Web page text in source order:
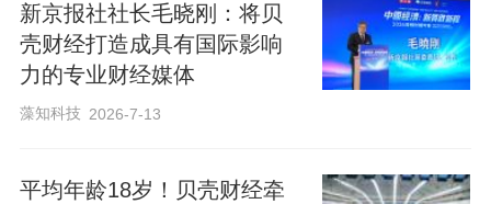
新京报社社长毛晓刚：将贝
壳财经打造成具有国际影响
力的专业财经媒体
藻知科技 2026-7-13
平均年龄18岁！贝壳财经牵